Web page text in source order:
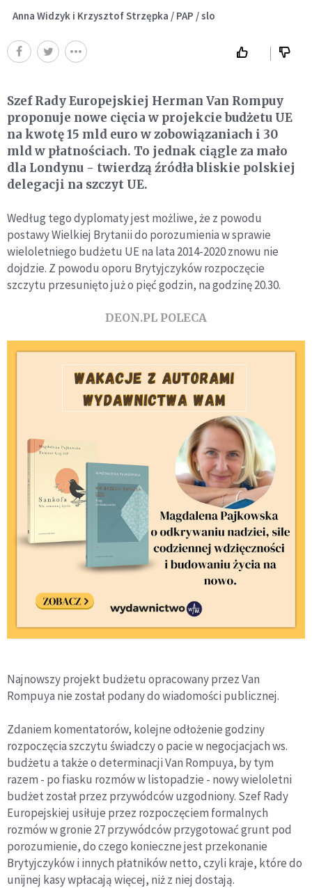
Anna Widzyk i Krzysztof Strzępka / PAP / slo
Szef Rady Europejskiej Herman Van Rompuy
proponuje nowe cięcia w projekcie budżetu UE
na kwotę 15 mld euro w zobowiązaniach i 30
mld w płatnościach. To jednak ciągle za mało
dla Londynu - twierdzą źródła bliskie polskiej
delegacji na szczyt UE.
Według tego dyplomaty jest możliwe, że z powodu
postawy Wielkiej Brytanii do porozumienia w sprawie
wieloletniego budżetu UE na lata 2014-2020 znowu nie
dojdzie. Z powodu oporu Brytyjczyków rozpoczęcie
szczytu przesunięto już o pięć godzin, na godzinę 20.30.
DEON.PL POLECA
Najnowszy projekt budżetu opracowany przez Van
Rompuya nie został podany do wiadomości publicznej.
Zdaniem komentatorów, kolejne odłożenie godziny
rozpoczęcia szczytu świadczy o pacie w negocjacjach ws.
budżetu a także o determinacji Van Rompuya, by tym
razem - po fiasku rozmów w listopadzie - nowy wieloletni
budżet został przez przywódców uzgodniony. Szef Rady
Europejskiej usiłuje przez rozpoczęciem formalnych
rozmów w gronie 27 przywódców przygotować grunt pod
porozumienie, do czego konieczne jest przekonanie
Brytyjczyków i innych płatników netto, czyli kraje, które do
unijnej kasy wpłacają więcej, niż z niej dostają.